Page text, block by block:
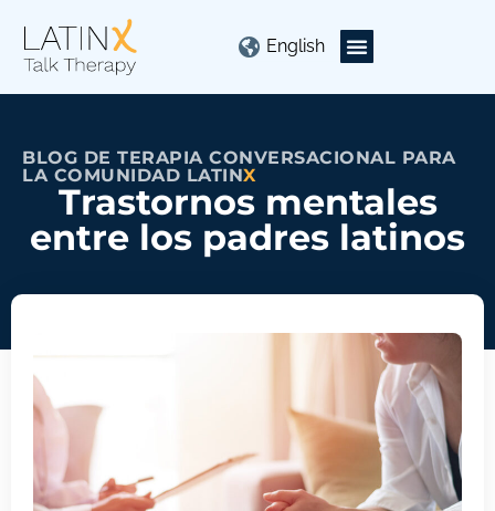
English
BLOG DE TERAPIA CONVERSACIONAL PARA
LA COMUNIDAD LATINX
Trastornos mentales
entre los padres latinos